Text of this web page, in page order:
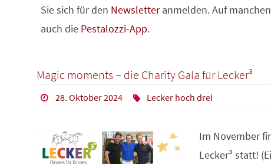
Sie sich für den Newsletteranmelden. Auf
auch die Pestalozzi-App.
Magic moments – die Charity Gala für Lecker³
28. Oktober 2024 Lecker hoch drei
Im November
Lecker³ statt!